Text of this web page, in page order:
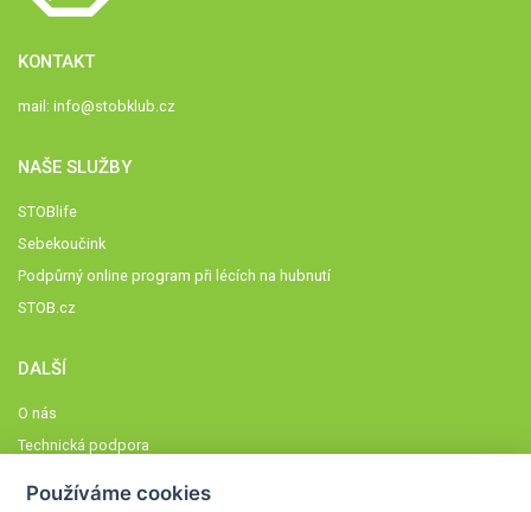
KONTAKT
mail: info@stobklub.cz
NAŠE SLUŽBY
STOBlife
Sebekoučink
Podpůrný online program při lécích na hubnutí
STOB.cz
DALŠÍ
O nás
Technická podpora
Používáme cookies